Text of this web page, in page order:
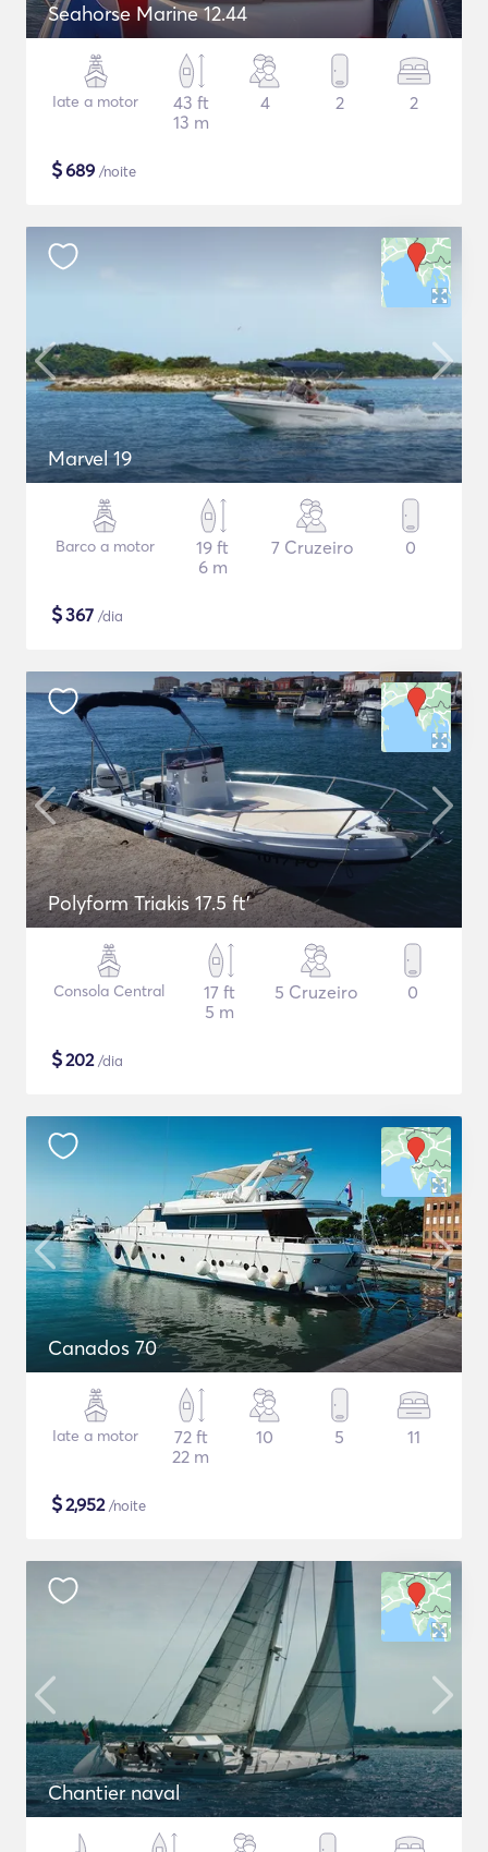
Seahorse Marine 12.44
Iate a motor
43 ft
13 m
4 2 2
$689 /noite
Marvel 19
Barco a motor
19 ft
6 m
7 Cruzeiro 0
$367 /dia
Polyform Triakis 17.5 ft'
Consola Central
17 ft
5 m
5 Cruzeiro 0
$202/dia
Canados 70
Iate a motor
72 ft
22 m
10 5 11
$2,952/noite
Chantier naval